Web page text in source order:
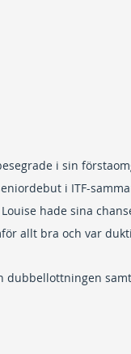
i sin
i ITF-
hade sina
allt bra och var
dubbellottningen